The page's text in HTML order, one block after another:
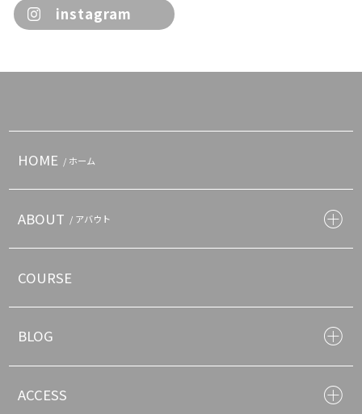
instagram
HOME / ホーム
ABOUT / アバウト
COURSE
BLOG
ACCESS